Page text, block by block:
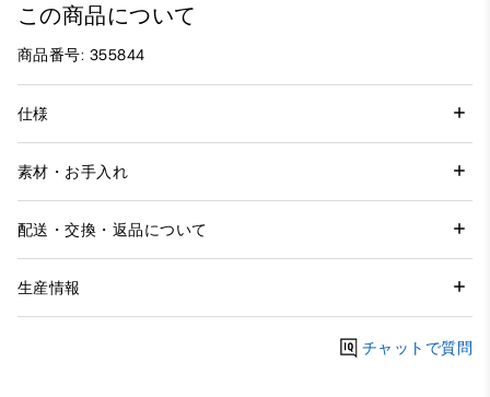
この商品について
商品番号: 355844
仕様
素材・お手入れ
配送・交換・返品について
生産情報
チャットで質問